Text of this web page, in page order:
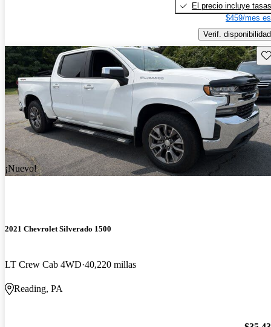
El precio incluye tasas
$459/mes
Verif. disponibilidad
¡Nuevo!
2021 Chevrolet Silverado 1500
LT Crew Cab 4WD 40,220 millas
Reading, PA